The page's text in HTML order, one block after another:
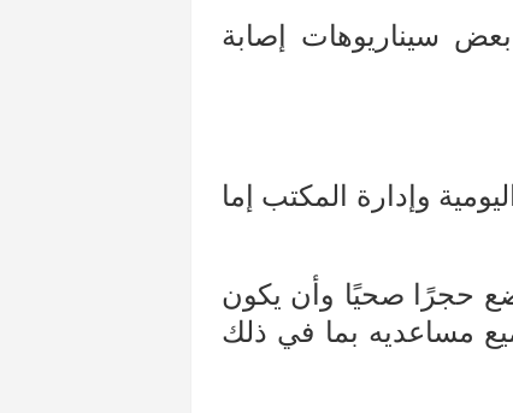
سيناريوهات إصابة
وإدارة المكتب إما
يضع حجرًا صحيًا وأن يكون
مساعديه بما في ذلك